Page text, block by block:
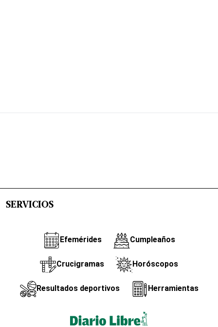
SERVICIOS
Efemérides Cumpleaños
Crucigramas Horóscopos
Resultados deportivos Herramientas